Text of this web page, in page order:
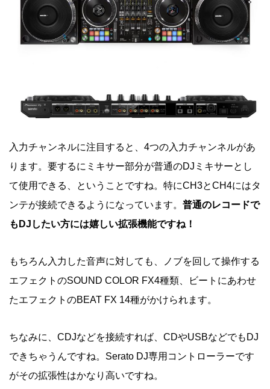
入力チャンネルに注目すると、4つの入力チャンネルがあ
ります。要するにミキサー部分が普通のDJミキサーとし
て使用できる、ということですね。特にCH3とCH4にはタ
ンテが接続できるようになっています。 普通のレコードで
もDJしたい方には嬉しい拡張機能ですね！
もちろん入力した音声に対しても、ノブを回して操作する
エフェクトのSOUND COLOR FX4種類、ビートにあわせ
たエフェクトのBEAT FX 14種がかけられます。
ちなみに、CDJなどを接続すれば、CDやUSBなどでもDJ
できちゃうんですね。Serato DJ専用コントローラーです
がその拡張性はかなり高いですね。